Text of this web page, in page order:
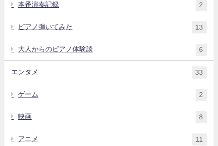
本番演奏記録 2
ピアノ弾いてみた 13
大人からのピアノ体験談 6
エンタメ 33
ゲーム 2
映画 8
アニメ 11